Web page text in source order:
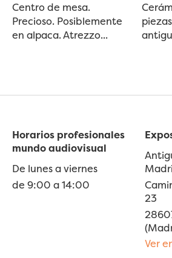
Centro de mesa.
Precioso. Posiblemente
en alpaca. Atrezzo...
Horarios profesionales
mundo audiovisual
De lunes a viernes
de 9:00 a 14:00
23
Ver